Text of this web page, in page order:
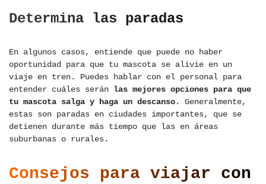
Determina las paradas
En algunos casos, entiende que puede no haber
oportunidad para que tu mascota se alivie en un
viaje en tren. Puedes hablar con el personal para
entender cuáles serán las mejores opciones para que
tu mascota salga y haga un descanso. Generalmente,
estas son paradas en ciudades importantes, que se
detienen durante más tiempo que las en áreas
suburbanas o rurales.
Consejos para viajar con